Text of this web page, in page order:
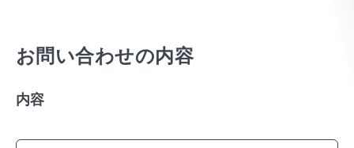
お問い合わせの内容
内容